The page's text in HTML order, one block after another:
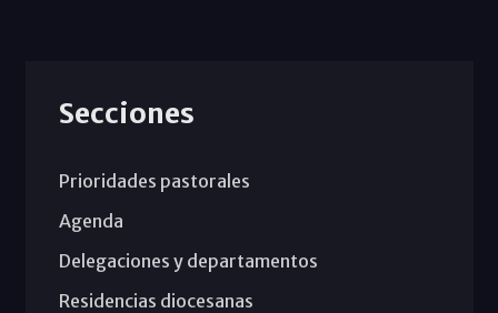
Secciones
Prioridades pastorales
Agenda
Delegaciones y departamentos
Residencias diocesanas